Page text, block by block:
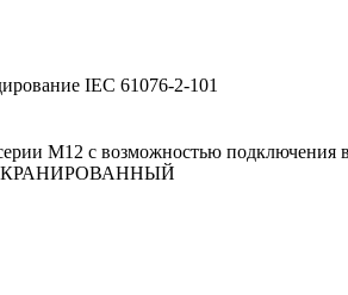
IEC 61076-2-101
M12 с возможностью подключения